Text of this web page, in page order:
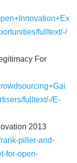
fulltext/-/
For
fulltext/-/E-
2013
piller-and-
for-open-